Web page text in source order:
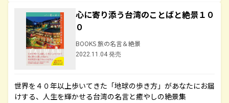
心に寄り添う台湾のことばと絶景１０
０
BOOKS 旅の名言＆絶景
2022.11.04 発売
世界を４０年以上歩いてきた「地球の歩き方」があなたにお届
けする、人生を輝かせる台湾の名言と癒やしの絶景集